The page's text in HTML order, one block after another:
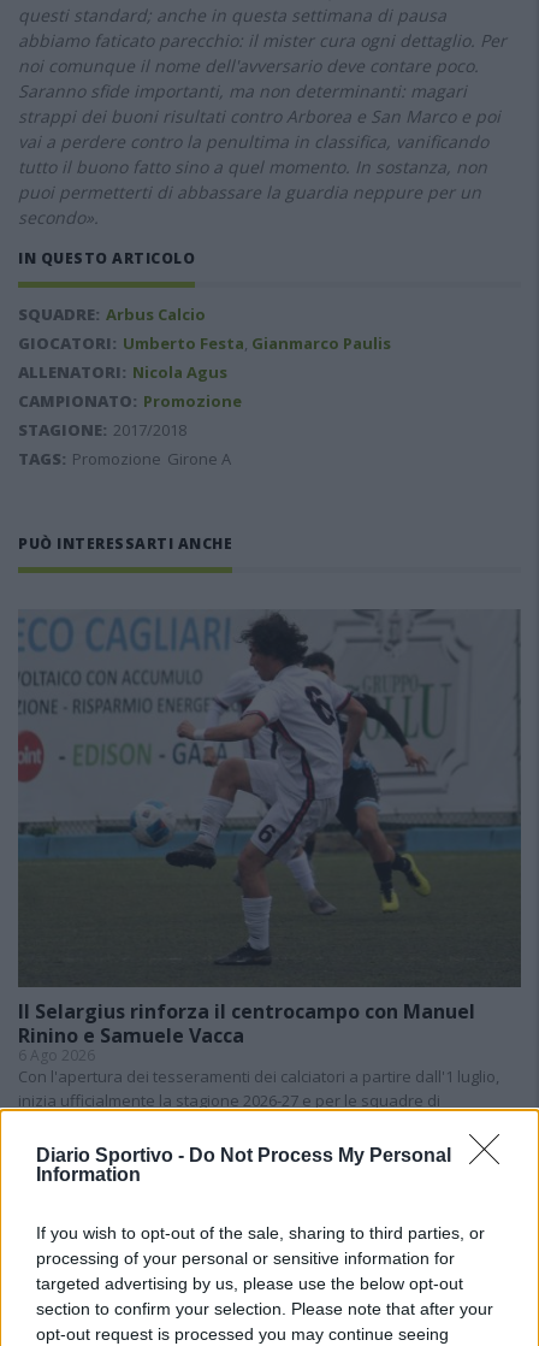
Diario Sportivo - Do Not Process My Personal
Information
If you wish to opt-out of the sale, sharing to third parties, or
processing of your personal or sensitive information for
targeted advertising by us, please use the below opt-out
section to confirm your selection. Please note that after your
opt-out request is processed you may continue seeing
questi standard; anche in questa settimana di pausa
abbiamo faticato parecchio: il mister cura ogni dettaglio. Per
noi comunque il nome dell'avversario deve contare poco.
Saranno sfide importanti, ma non determinanti: magari
strappi dei buoni risultati contro Arborea e San Marco e poi
vai a perdere contro la penultima in classifica, vanificando
tutto il buono fatto sino a quel momento. In sostanza, non
puoi permetterti di abbassare la guardia neppure per un
secondo».
IN QUESTO ARTICOLO
SQUADRE: Arbus Calcio
GIOCATORI: Umberto Festa, Gianmarco Paulis
ALLENATORI: Nicola Agus
CAMPIONATO: Promozione
STAGIONE: 2017/2018
TAGS: Promozione Girone A
PUÒ INTERESSARTI ANCHE
Il Selargius rinforza il centrocampo con Manuel
Rinino e Samuele Vacca
6 Ago 2026
Con l'apertura dei tesseramenti dei calciatori a partire dall'1 luglio,
inizia ufficialmente la stagione 2026-27 e per le squadre di